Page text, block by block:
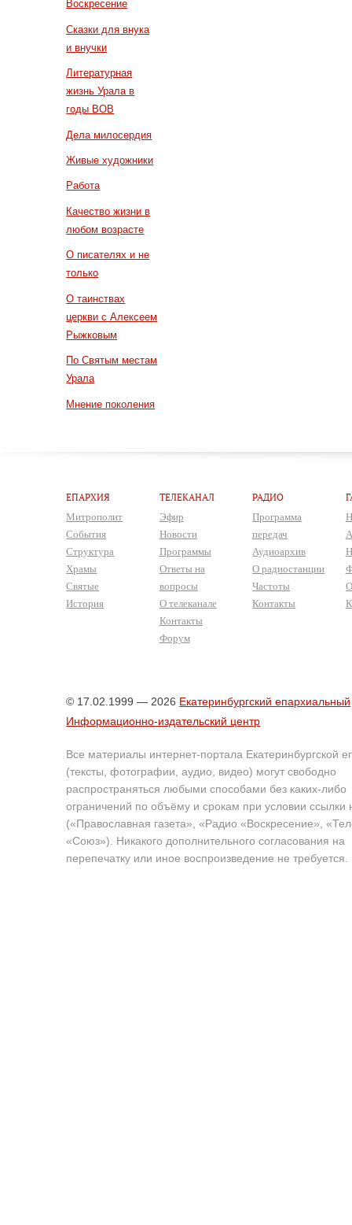
Воскресение
Сказки для внука
и внучки
Литературная
жизнь Урала в
годы ВОВ
Дела милосердия
Живые художники
Работа
Качество жизни в
любом возрасте
О писателях и не
только
О таинствах
церкви с Алексеем
Рыжковым
По Святым местам
Урала
Мнение поколения
ЕПАРХИЯ
Митрополит
События
Структура
Храмы
Святые
История
ТЕЛЕКАНАЛ
Эфир
Новости
Программы
Ответы на
вопросы
О телеканале
Контакты
Форум
РАДИО
Программа
передач
Аудиоархив
О радиостанции
Частоты
Контакты
© 17.02.1999 — 2026 Екатеринбургский епархиальный
Информационно-издательский центр
Все материалы интернет-портала Екатеринбургской
(тексты, фотографии, аудио, видео) могут свободно
распространяться любыми способами без каких-либо
ограничений по объёму и срокам при условии ссылки
(«Православная газета», «Радио «Воскресение»,
«Союз»). Никакого дополнительного согласования на
перепечатку или иное воспроизведение не требуется.